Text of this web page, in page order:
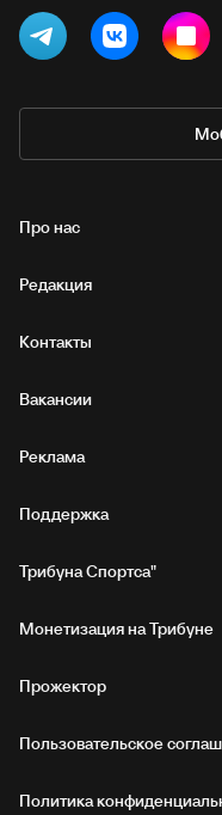
Про нас
Редакция
Контакты
Вакансии
Реклама
Поддержка
Трибуна Спортса"
Монетизация на Трибуне
Прожектор
Пользовательское
Политика